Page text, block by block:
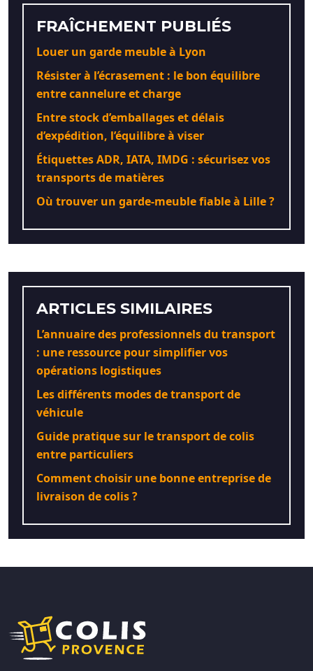
FRAÎCHEMENT PUBLIÉS
Louer un garde meuble à Lyon
Résister à l’écrasement : le bon équilibre
entre cannelure et charge
Entre stock d’emballages et délais
d’expédition, l’équilibre à viser
Étiquettes ADR, IATA, IMDG : sécurisez vos
transports de matières
Où trouver un garde-meuble fiable à Lille ?
ARTICLES SIMILAIRES
L’annuaire des professionnels du transport
: une ressource pour simplifier vos
opérations logistiques
Les différents modes de transport de
véhicule
Guide pratique sur le transport de colis
entre particuliers
Comment choisir une bonne entreprise de
livraison de colis ?